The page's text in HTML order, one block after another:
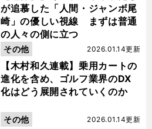
が追慕した「人間・ジャンボ尾
崎」の優しい視線 まずは普通
の人々の側に立つ
【木村和久連載】乗用カートの
進化を含め、ゴルフ業界のDX
化はどう展開されていくのか
2026.01.14更新
その他
2026.01.14更新
その他